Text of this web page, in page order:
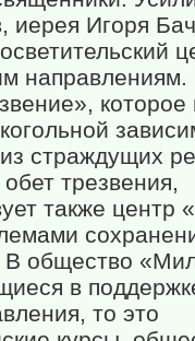
иерея Игоря
которое
страждущих
трезвения,
также центр
общество
в
то это